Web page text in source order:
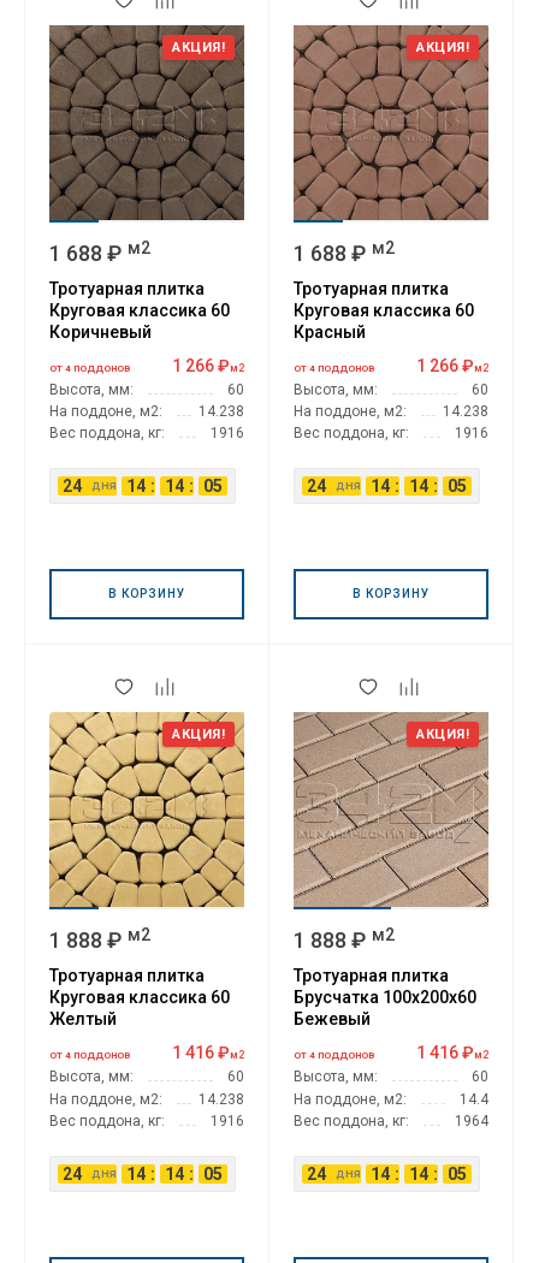
АКЦИЯ!
1 688 ₽ м2
Тротуарная плитка
Круговая классика 60
Коричневый
ОТ 4 ПОДДОНОВ 1 266 ₽м2
Высота, мм:
60
На поддоне, м2:
14.238
Вес поддона, кг:
1916
24 дня 14 : 14 : 04
В КОРЗИНУ
АКЦИЯ!
1 688 ₽ м2
Тротуарная плитка
Круговая классика 60
Красный
ОТ 4 ПОДДОНОВ 1 266 ₽м2
Высота, мм:
60
На поддоне, м2:
14.238
Вес поддона, кг:
1916
24 дня 14 : 14 : 04
В КОРЗИНУ
АКЦИЯ!
1 888 ₽ м2
Тротуарная плитка
Круговая классика 60
Желтый
ОТ 4 ПОДДОНОВ 1 416 ₽м2
Высота, мм:
60
На поддоне, м2:
14.238
Вес поддона, кг:
1916
24 дня 14 : 14 : 05
АКЦИЯ!
1 888 ₽ м2
Тротуарная плитка
Брусчатка 100х200х60
Бежевый
ОТ 4 ПОДДОНОВ 1 416 ₽м2
Высота, мм:
60
На поддоне, м2:
14.4
Вес поддона, кг:
1964
24 дня 14 : 14 : 05